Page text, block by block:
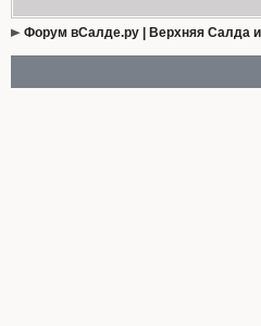
Форум вСалде.ру | Верхняя Салда